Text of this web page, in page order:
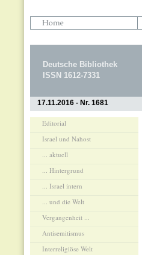
Deutsche Bibliothek
ISSN 1612-7331
17.11.2016 - Nr. 1681
Editorial
Israel und Nahost
... aktuell
... Hintergrund
... Israel intern
... und die Welt
Vergangenheit ...
Antisemitismus
Interreligiöse Welt